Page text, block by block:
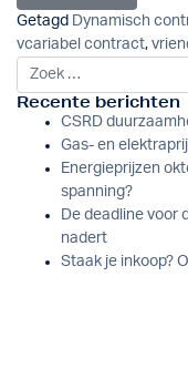
Getagd Dynamisch
vcariabel contract,
Zoek naar:
Recente berichten
CSRD
Gas- en
Energieprijzen
spanning?
De deadline voor
nadert
Staak je inkoop?